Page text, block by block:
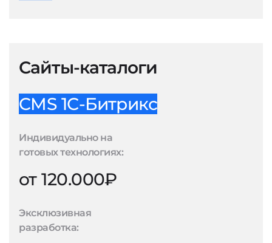
Сайты-каталоги
CMS 1С-Битрикс
Индивидуально на
готовых технологиях:
от 120.000₽
Эксклюзивная
разработка: